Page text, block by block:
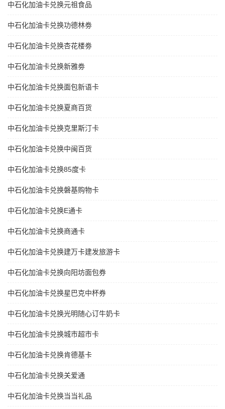
中石化加油卡兑换元祖食品
中石化加油卡兑换功德林劵
中石化加油卡兑换杏花楼劵
中石化加油卡兑换新雅劵
中石化加油卡兑换面包新语卡
中石化加油卡兑换夏商百货
中石化加油卡兑换克里斯汀卡
中石化加油卡兑换中闽百货
中石化加油卡兑换85度卡
中石化加油卡兑换磐基购物卡
中石化加油卡兑换E通卡
中石化加油卡兑换商通卡
中石化加油卡兑换建万卡建发旅游卡
中石化加油卡兑换向阳坊面包券
中石化加油卡兑换星巴克中杯券
中石化加油卡兑换光明随心订牛奶卡
中石化加油卡兑换城市超市卡
中石化加油卡兑换肯德基卡
中石化加油卡兑换关爱通
中石化加油卡兑换当当礼品